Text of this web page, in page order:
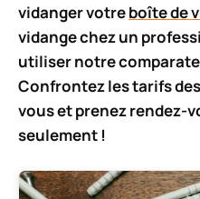
vidanger votreboîte de
vidange chez un
utiliser notre
Confrontez les tarifs
vous et prenez rendez-
seulement !